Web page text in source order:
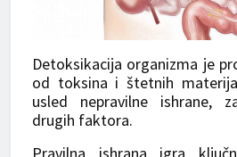
Detoksikacija organizma je
od toksina i štetnih
usled nepravilne ishrane,
drugih faktora.
Pravilna ishrana igra